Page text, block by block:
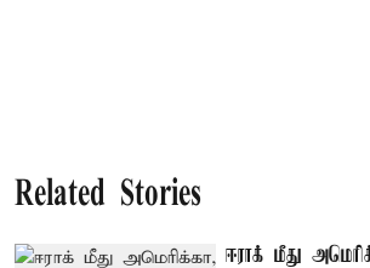
Related Stories
ஈராக் மீது